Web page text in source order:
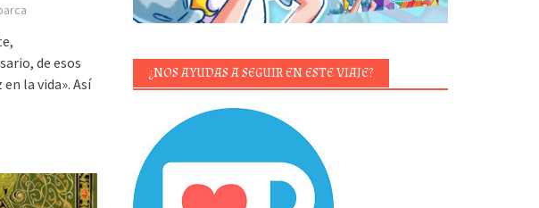
de esos
la vida». Así
¿NOS AYUDAS A SEGUIR EN ESTE VIAJE?